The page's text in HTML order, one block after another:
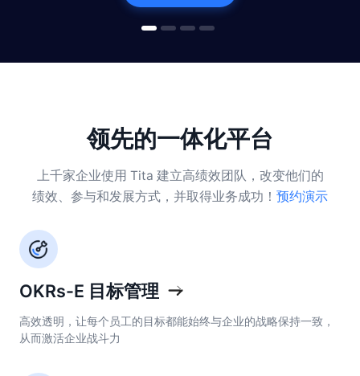
领先的一体化平台
上千家企业使用 Tita 建立高绩效团队，改变他们的
绩效、参与和发展方式，并取得业务成功！ 预约演示
OKRs-E 目标管理
高效透明，让每个员工的目标都能始终与企业的战略保持一致，
从而激活企业战斗力